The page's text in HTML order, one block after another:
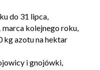
do 31 lipca,
marca kolejnego roku,
kg azotu na hektar
i gnojówki,